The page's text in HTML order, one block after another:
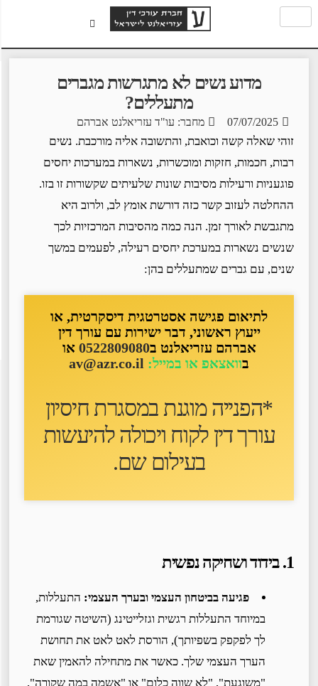
מדוע נשים לא מתגרשות מגברים
מתעללים?
07/07/2025 מחבר: עו"ד עזריאלנט אברהם
זוהי שאלה קשה וכואבת, והתשובה אליה מורכבת. נשים
רבות, חכמות, חזקות ומוכשרות, נשארות במערכות יחסים
פוגעניות ורעילות מסיבות שונות שלעיתים שקשורות זו בזו.
ההחלטה לעזוב קשר כזה דורשת אומץ לב, ולרוב היא
מתגבשת לאורך זמן. הנה כמה מהסיבות המרכזיות לכך
שנשים נשארות במערכת יחסים רעילה, לפעמים במשך
שנים, עם גברים שמתעללים בהן:
לתיאום פגישה אסטרטגית דיסקרטית, או
ייעוץ ראשוני, דבר ישירות עם עורך דין
אברהם עזריאלנט ב0522809080או
בוואצאפ או במייל:av@azr.co.il
*הפנייה מוגנת במסגרת חיסיון
עורך דין לקוח ו יכולה להיעשות
בעילום שם.
1. בידוד ושחיקה נפשית
פגיעה בביטחון העצמי ובערך העצמי:התעללות,
במיוחד התעללות רגשית וגזלייטינג (השיטה שגורמת
לך לפקפק בשפיותך), הורסת לאט לאט את תחושת
הערך העצמי שלך. כאשר את מתחילה להאמין שאת
"משוגעת", "לא שווה כלום" או "אשמה במה שקורה",